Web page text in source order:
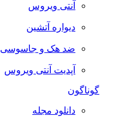
آنتی ویروس
دیواره آتشین
ضد هک و جاسوسی
آپدیت آنتی ویروس
گوناگون
دانلود مجله